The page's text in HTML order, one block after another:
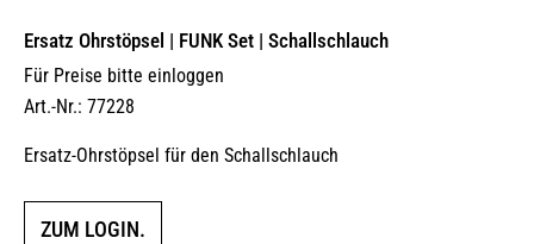
Ersatz Ohrstöpsel | FUNK Set | Schallschlauch
Für Preise bitte einloggen
Art.-Nr.: 77228
Ersatz-Ohrstöpsel für den Schallschlauch
ZUM LOGIN.